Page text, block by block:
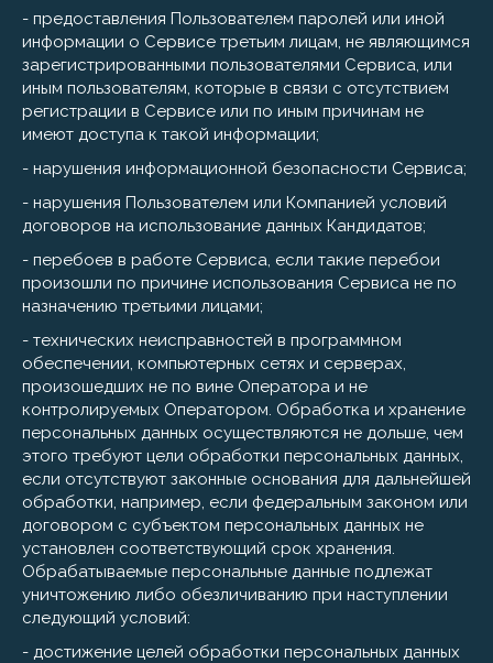
- предоставления Пользователем паролей или иной
информации о Сервисе третьим лицам, не являющимся
зарегистрированными пользователями Сервиса, или
иным пользователям, которые в связи с отсутствием
регистрации в Сервисе или по иным причинам не
имеют доступа к такой информации;
- нарушения информационной безопасности Сервиса;
- нарушения Пользователем или Компанией условий
договоров на использование данных Кандидатов;
- перебоев в работе Сервиса, если такие перебои
произошли по причине использования Сервиса не по
назначению третьими лицами;
- технических неисправностей в программном
обеспечении, компьютерных сетях и серверах,
произошедших не по вине Оператора и не
контролируемых Оператором. Обработка и хранение
персональных данных осуществляются не дольше, чем
этого требуют цели обработки персональных данных,
если отсутствуют законные основания для дальнейшей
обработки, например, если федеральным законом или
договором с субъектом персональных данных не
установлен соответствующий срок хранения.
Обрабатываемые персональные данные подлежат
уничтожению либо обезличиванию при наступлении
следующий условий:
- достижение целей обработки персональных данных